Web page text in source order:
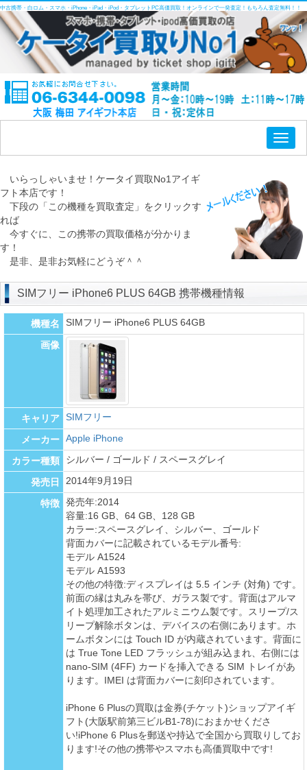
中古携帯・白ロム・スマホ・iPhone・iPad・iPod・タブレットPC高価買取！オンラインで一発査定！もちろん査定無料！！
いらっしゃいませ！ケータイ買取No1アイギ
フト本店です！
下段の「この機種を買取査定」をクリックす
れば
今すぐに、この携帯の買取価格が分かりま
す！
是非、是非お気軽にどうぞ＾＾
SIMフリー iPhone6 PLUS 64GB 携帯機種情報
機種名 SIMフリー iPhone6 PLUS 64GB
画像
キャリア SIMフリー
メーカー Apple iPhone
カラー種類 シルバー / ゴールド / スペースグレイ
発売日 2014年9月19日
特徴 発売年:2014
容量:16 GB、64 GB、128 GB
カラー:スペースグレイ、シルバー、ゴールド
背面カバーに記載されているモデル番号:
モデル A1524
モデル A1593
その他の特徴:ディスプレイは 5.5 インチ (対角) です。
前面の縁は丸みを帯び、ガラス製です。背面はアルマ
イト処理加工されたアルミニウム製です。スリープ/ス
リープ解除ボタンは、デバイスの右側にあります。ホ
ームボタンには Touch ID が内蔵されています。背面に
は True Tone LED フラッシュが組み込まれ、右側には
nano-SIM (4FF) カードを挿入できる SIM トレイがあ
ります。IMEI は背面カバーに刻印されています。
iPhone 6 Plusの買取は金券(チケット)ショップアイギ
フト(大阪駅前第三ビルB1-78)におまかせくださ
い!iPhone 6 Plusを郵送や持込で全国から買取りしてお
ります!その他の携帯やスマホも高価買取中です!